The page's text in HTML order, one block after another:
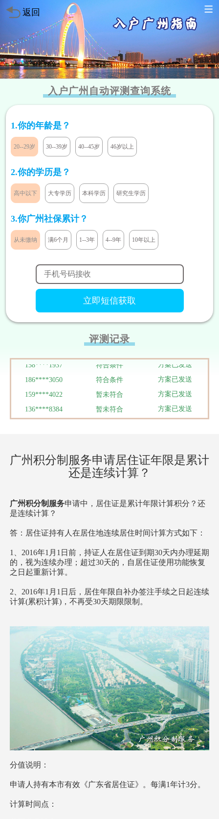
返回
入户广州自动评测查询系统
1.你的年龄是？
20--29岁 30--39岁 40--45岁 46岁以上
2.你的学历是？
高中以下 大专学历 本科学历 研究生学历
3.你广州社保累计？
从未缴纳 满6个月 1--3年 4--9年 10年以上
评测记录
136****7047 符合条件
189****2466
185****8446 符合条件
138****9527 暂未符合
131****7811
133****5319 暂未符合
符合条件
暂未符合
158****1937 符合条件 方案已发送
186****3050 符合条件 方案已发送
159****4022 暂未符合 方案已发送
136****8384 暂未符合 方案已发送
134****0095 暂未符合 方案已发送
187****1303 暂未符合 方案已发送
符合条件
185****8446 符合条件 方案已发送
138****9291 暂未符合 方案已发送
广州积分制服务申请居住证年限是累计
还是连续计算？
广州积分制服务申请中，居住证是累计年限计算积分？还
是连续计算？
答：居住证持有人在居住地连续居住时间计算方式如下：
1、2016年1月1日前，持证人在居住证到期30天内办理延期
的，视为连续办理；超过30天的，自居住证使用功能恢复
之日起重新计算。
2、2016年1月1日后，居住年限自补办签注手续之日起连续
计算(累积计算)，不再受30天期限限制。
分值说明：
申请人持有本市有效《广东省居住证》。每满1年计3分。
计算时间点：